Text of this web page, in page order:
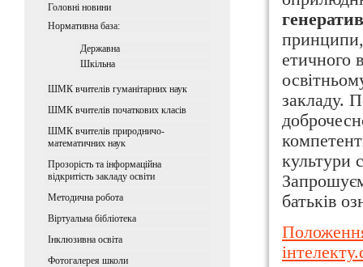
Головні новини
Нормативна база:
Державна
Шкiльна
ШМК вчителів гуманітарних наук
ШМК вчителів початкових класів
ШМК вчителів природничо-
математичних наук
Прозорість та інформаційна
відкритість закладу освіти
Методична робота
Віртуальна бібліотека
Iнклюзивна освiта
Фотогалерея школи
принципи,
етичного
закладу.
культури
батьків